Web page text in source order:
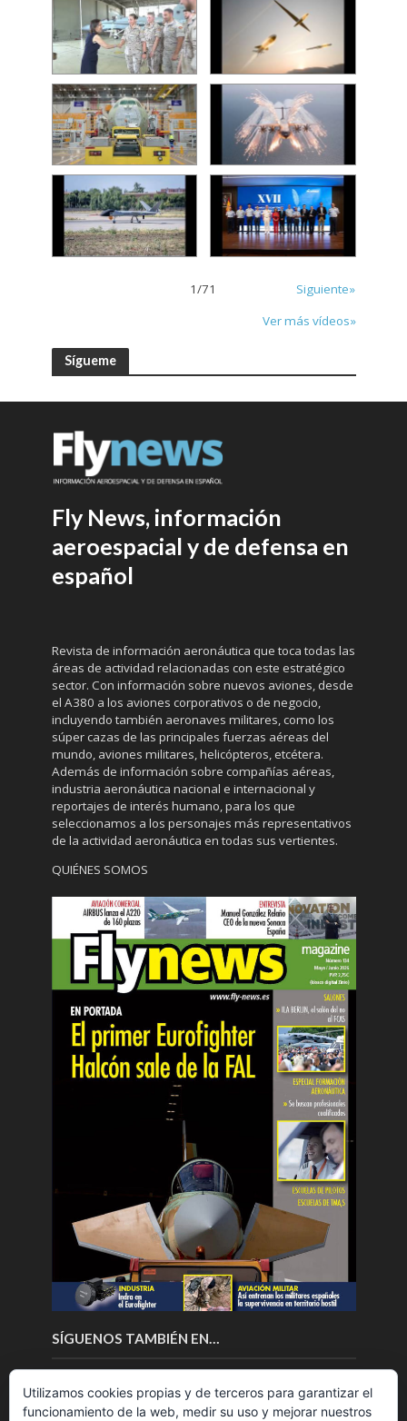
1/71
Siguiente»
Ver más vídeos»
Sígueme
Fly News, información
aeroespacial y de defensa en
español
Revista de información aeronáutica que toca todas las
áreas de actividad relacionadas con este estratégico
sector. Con información sobre nuevos aviones, desde
el A380 a los aviones corporativos o de negocio,
incluyendo también aeronaves militares, como los
súper cazas de las principales fuerzas aéreas del
mundo, aviones militares, helicópteros, etcétera.
Además de información sobre compañías aéreas,
industria aeronáutica nacional e internacional y
reportajes de interés humano, para los que
seleccionamos a los personajes más representativos
de la actividad aeronáutica en todas sus vertientes.
QUIÉNES SOMOS
SÍGUENOS TAMBIÉN EN…
Utilizamos cookies propias y de terceros para garantizar el
funcionamiento de la web, medir su uso y mejorar nuestros